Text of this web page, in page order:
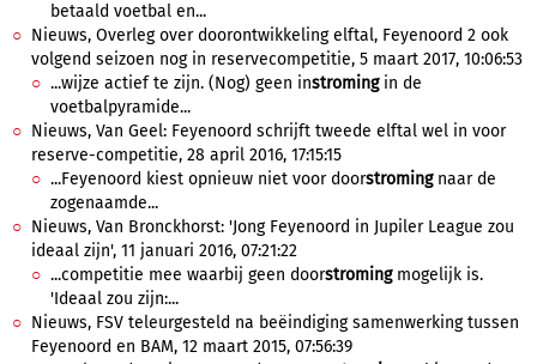
betaald voetbal en...
Nieuws, Overleg over doorontwikkeling elftal, Feyenoord 2 ook
volgend seizoen nog in reservecompetitie, 5 maart 2017, 10:06:53
...wijze actief te zijn. (Nog) geen instromingin de
voetbalpyramide...
Nieuws, Van Geel: Feyenoord schrijft tweede elftal wel in voor
reserve-competitie, 28 april 2016, 17:15:15
...Feyenoord kiest opnieuw niet voor doorstromingnaar de
zogenaamde...
Nieuws, Van Bronckhorst: 'Jong Feyenoord in Jupiler League zou
ideaal zijn', 11 januari 2016, 07:21:22
...competitie mee waarbij geen doorstromingmogelijk is.
'Ideaal zou zijn:...
Nieuws, FSV teleurgesteld na beëindiging samenwerking tussen
Feyenoord en BAM, 12 maart 2015, 07:56:39